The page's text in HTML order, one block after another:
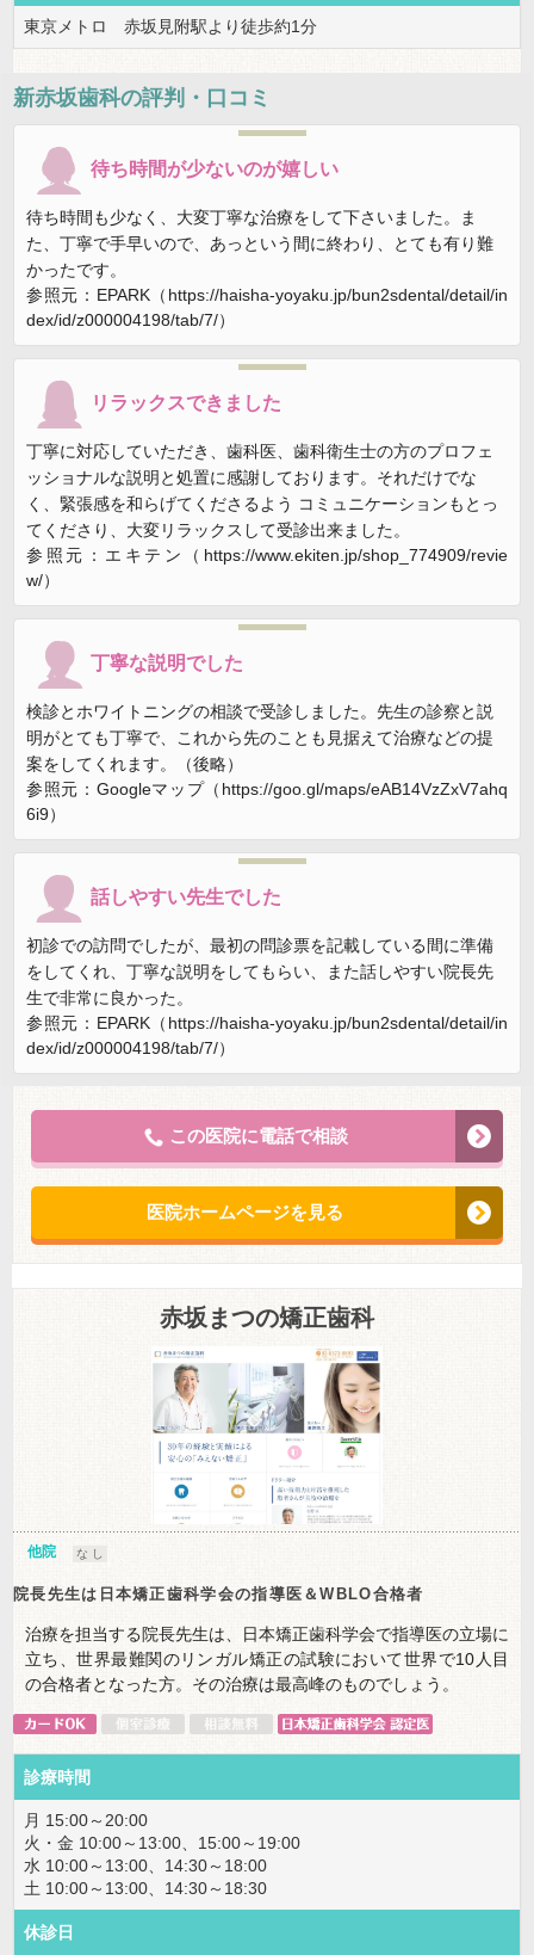
東京メトロ 赤坂見附駅より徒歩約1分
新赤坂歯科の評判・口コミ
待ち時間が少ないのが嬉しい
待ち時間も少なく、大変丁寧な治療をして下さいました。ま
た、丁寧で手早いので、あっという間に終わり、とても有り難
かったです。
参照元：EPARK（https://haisha-yoyaku.jp/bun2sdental/detail/in
dex/id/z000004198/tab/7/）
リラックスできました
丁寧に対応していただき、歯科医、歯科衛生士の方のプロフェ
ッショナルな説明と処置に感謝しております。それだけでな
く、緊張感を和らげてくださるよう コミュニケーションもとっ
てくださり、大変リラックスして受診出来ました。
参照元：エキテン（https://www.ekiten.jp/shop_774909/revie
w/）
丁寧な説明でした
検診とホワイトニングの相談で受診しました。先生の診察と説
明がとても丁寧で、これから先のことも見据えて治療などの提
案をしてくれます。（後略）
参照元：Googleマップ（https://goo.gl/maps/eAB14VzZxV7ahq
6i9）
話しやすい先生でした
初診での訪問でしたが、最初の問診票を記載している間に準備
をしてくれ、丁寧な説明をしてもらい、また話しやすい院長先
生で非常に良かった。
参照元：EPARK（https://haisha-yoyaku.jp/bun2sdental/detail/in
dex/id/z000004198/tab/7/）
この医院に電話で相談
医院ホームページを見る
赤坂まつの矯正歯科
他院 な し
院長先生は日本矯正歯科学会の指導医＆WBLO合格者
治療を担当する院長先生は、日本矯正歯科学会で指導医の立場に
立ち、世界最難関のリンガル矯正の試験において世界で10人目
の合格者となった方。その治療は最高峰のものでしょう。
診療時間
月 15:00～20:00
火・金 10:00～13:00、15:00～19:00
水 10:00～13:00、14:30～18:00
土 10:00～13:00、14:30～18:30
休診日